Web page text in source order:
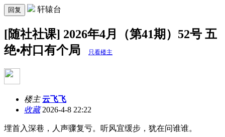
回复 轩辕台
[随社社课] 2026年4月（第41期）52号 五
绝•村口有个局
只看楼主
楼主 云飞飞
收藏2026-4-8 22:22
埋首入深巷，人声骤复亏。听风宜缓步，犹在问谁谁。